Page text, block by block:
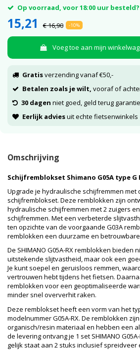
Op voorraad, voor 18:00 uur
15,21 € 16,90 -10%
Voeg toe aan mijn
Gratisverzending vanaf €50,-
Betalen zoals je wilt, vooraf of
30 dagen niet goed, geld terug
Eerlijk adviesuit echte fietsenwinkels
Omschrijving
Schijfremblokset Shimano G05A type G
Upgrade je hydraulische schijfremmen met
schijfremblokset. Deze remblokken zijn
hydraulische schijfremmen met 2 zuigers
schijfremmen. Met een verbeterde
ten opzichte van de voorgaande G03A
remblokken een duurzame en
De SHIMANO G05A-RX remblokken bieden
uitstekende slijtvastheid, maar ook een
Je kunt soepel en geruisloos remmen,
vertrouwen hebt tijdens het fietsen.
remblokken voor een geoptimaliseerde
minder snel oververhit raken.
Deze remblokset heeft een vorm van het
modelnummer G05A-RX. De remblokken
organisch/resin materiaal en hebben een
de levering ontvang je 1 set SHIMANO
gelijk staat aan 2 stuks inclusief spreidveer